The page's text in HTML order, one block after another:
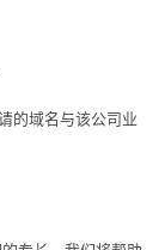
的域名与该公司业